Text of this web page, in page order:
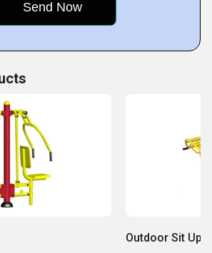
Outdoor Sit Up